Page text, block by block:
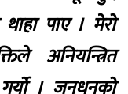
पाए । मेरो
अनियन्त्रित